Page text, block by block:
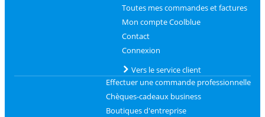
Toutes mes commandes et factures
Mon compte Coolblue
Contact
Connexion
Vers le service client
Effectuer une commande professionnelle
Chèques-cadeaux business
Boutiques d'entreprise